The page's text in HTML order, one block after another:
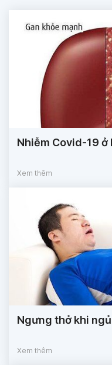
Nhiễm Covid-19 ở
Xem thêm
Ngưng thở khi
Xem thêm